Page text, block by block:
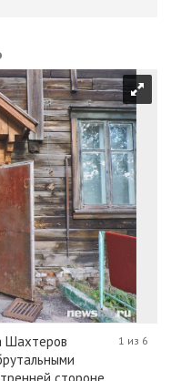
Шахтеров
1 из 6